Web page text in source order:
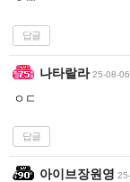
답글
나타랄라 25-08-
ㅇㄷ
답글
아이브장원영